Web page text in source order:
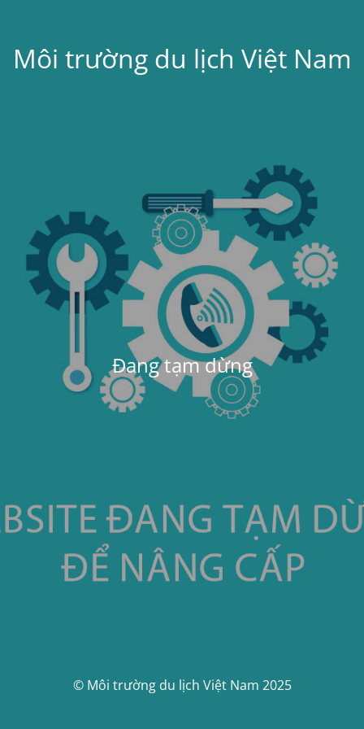
Môi trường du lịch Việt Nam
Đang tạm dừng
© Môi trường du lịch Việt Nam 2025